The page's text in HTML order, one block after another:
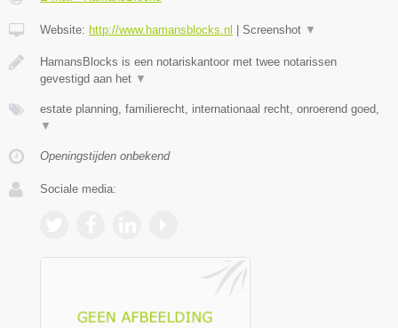
Website: http://www.hamansblocks.nl Screenshot ▼
HamansBlocks is een notariskantoor met twee notarissen
gevestigd aan het ▼
estate planning, familierecht, internationaal recht, onroerend goed,
▼
Openingstijden onbekend
Sociale media: